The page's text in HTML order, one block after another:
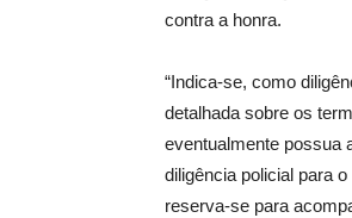
contra a honra.
“Indica-se, como
detalhada sobre os
eventualmente possua
diligência policial para
reserva-se para